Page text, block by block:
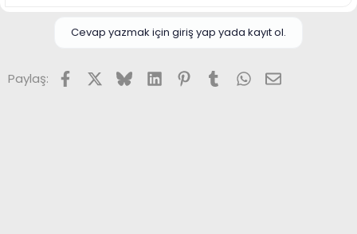
Cevap yazmak için giriş yap yada kayıt ol.
Paylaş: FacebookX (Twitter)
BlueskyLinkedInPinterest
TumblrWhatsApp
E-posta